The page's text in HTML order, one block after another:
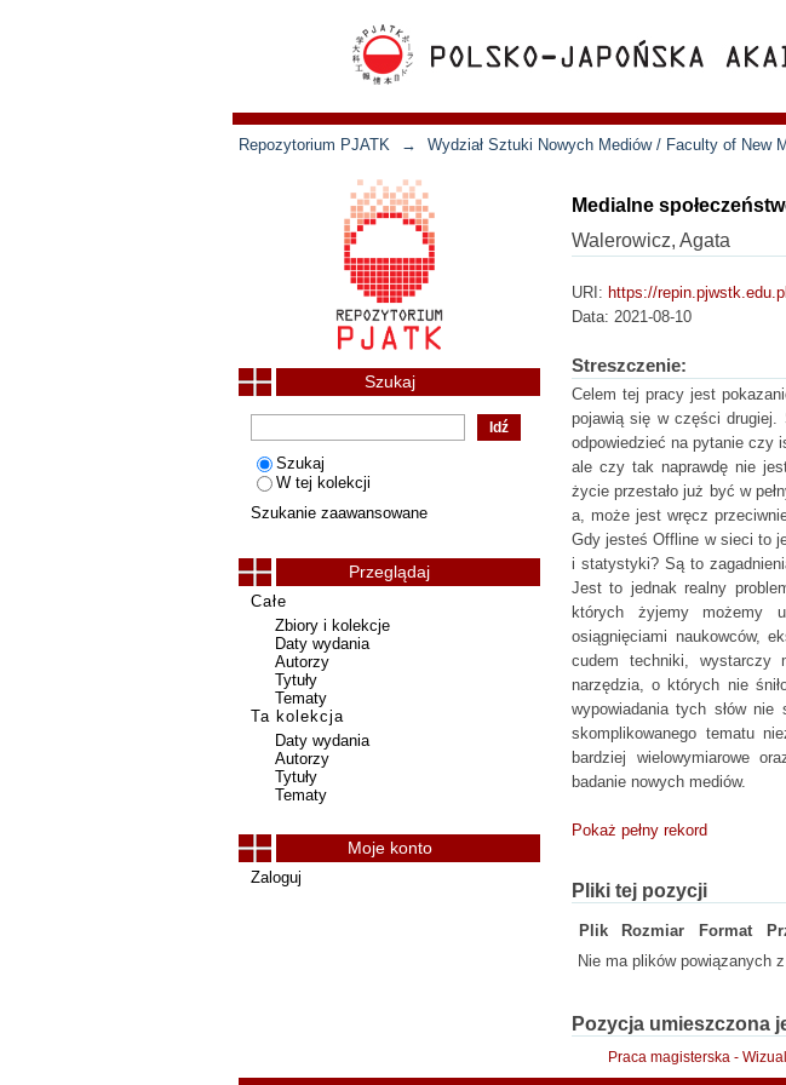
Repozytorium PJATK → Wydział Sztuki Nowych Mediów / Faculty of New
Medialne
Walerowicz, Agata
URI: https://
Data: 2021-08-10
Streszczenie:
Celem tej pracy jest
pojawią się w części drugiej.
odpowiedzieć na pytanie czy
ale czy tak naprawdę nie
życie przestało już być w
a, może jest wręcz
Gdy jesteś Offline w sieci to
i statystyki? Są to
Jest to jednak realny
których żyjemy możemy
osiągnięciami naukowców,
cudem techniki, wystarczy
narzędzia, o których nie
wypowiadania tych słów
skomplikowanego tematu
bardziej wielowymiarowe
badanie nowych mediów.
Pokaż pełny rekord
Pliki tej pozycji
Plik Rozmiar Format
Nie ma plików powiązanych
Pozycja umieszczona
Praca magisterska -
Szukaj
Szukaj
W tej kolekcji
Szukanie zaawansowane
Przeglądaj
Całe
Zbiory i kolekcje
Daty wydania
Autorzy
Tytuły
Tematy
Ta kolekcja
Daty wydania
Autorzy
Tytuły
Tematy
Moje konto
Zaloguj